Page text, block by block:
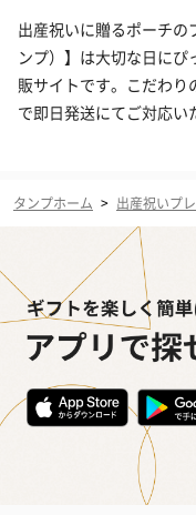
出産祝いに贈るポーチの
ンプ）】は大切な日に
販サイトです。こだわ
で即日発送にてご対応い
タンプホーム > 出産祝いプ